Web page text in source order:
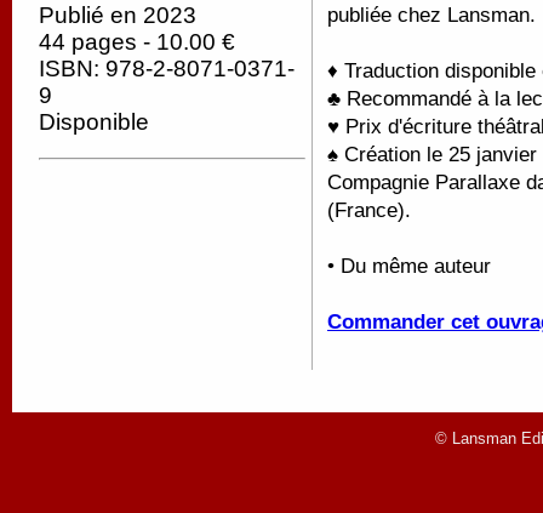
Publié en 2023
44 pages - 10.00 €
ISBN: 978-2-8071-0371-
9
Disponible
publiée chez Lansman.
♦ Traduction
♣ Recommandé à la
♥ Prix d'écriture
♠ Création le 25
Compagnie Parallaxe
(France).
• Du même auteur
Commander cet
© Lansman